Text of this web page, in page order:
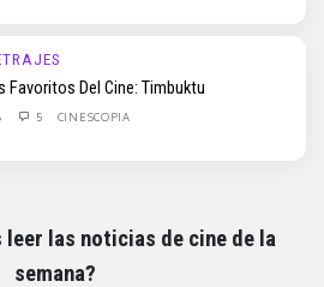
Favoritos Del Cine: Timbuktu
5 CINESCOPIA
leer las noticias de cine de la
semana?